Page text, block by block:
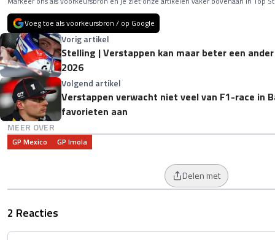
Voeg toe als voorkeursbron / op Google
Vorig artikel
Stelling | Verstappen kan maar beter een
2026
Volgend artikel
Verstappen verwacht niet veel van F1-race in
favorieten aan
MEER OVER
GP Mexico GP Imola
Delen met
2 Reacties